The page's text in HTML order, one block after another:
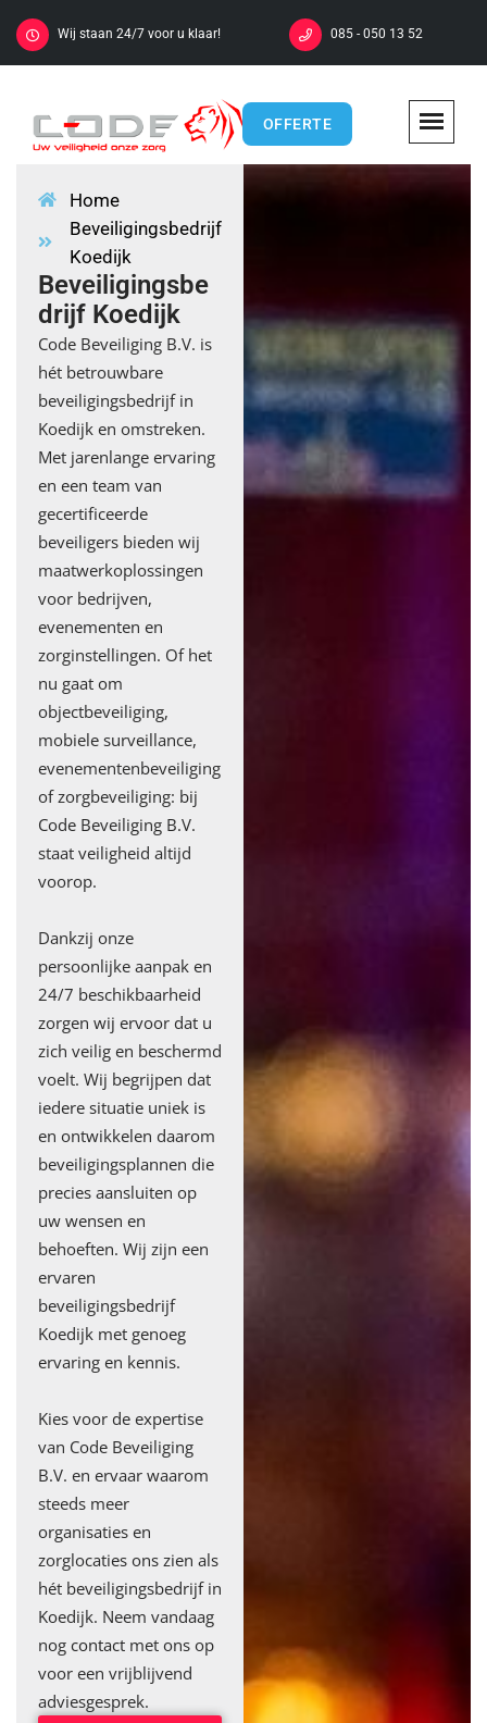
085 - 050 13 52
Wij staan 24/7 voor u klaar!
OFFERTE
Home
Beveiligingsbedrijf
Koedijk
Beveiligingsbe
drijf Koedijk
Code Beveiliging B.V. is
hét betrouwbare
beveiligingsbedrijf in
Koedijk en omstreken.
Met jarenlange ervaring
en een team van
gecertificeerde
beveiligers bieden wij
maatwerkoplossingen
voor bedrijven,
evenementen en
zorginstellingen. Of het
nu gaat om
objectbeveiliging,
mobiele surveillance,
evenementenbeveiliging
of zorgbeveiliging: bij
Code Beveiliging B.V.
staat veiligheid altijd
voorop.
Dankzij onze
persoonlijke aanpak en
24/7 beschikbaarheid
zorgen wij ervoor dat u
zich veilig en beschermd
voelt. Wij begrijpen dat
iedere situatie uniek is
en ontwikkelen daarom
beveiligingsplannen die
precies aansluiten op
uw wensen en
behoeften. Wij zijn een
ervaren
beveiligingsbedrijf
Koedijk met genoeg
ervaring en kennis.
Kies voor de expertise
van Code Beveiliging
B.V. en ervaar waarom
steeds meer
organisaties en
zorglocaties ons zien als
hét beveiligingsbedrijf in
Koedijk. Neem vandaag
nog contact met ons op
voor een vrijblijvend
adviesgesprek.